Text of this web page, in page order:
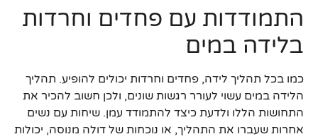
התמודדות עם פחדים וחרדות
בלידה במים
כמו בכל תהליך לידה, פחדים וחרדות יכולים להופיע. תהליך
הלידה במים עשוי לעורר רגשות שונים, ולכן חשוב להכיר את
התחושות הללו ולדעת כיצד להתמודד עמן. שיחות עם נשים
אחרות שעברו את התהליך, או נוכחות של דולה מנוסה, יכולות